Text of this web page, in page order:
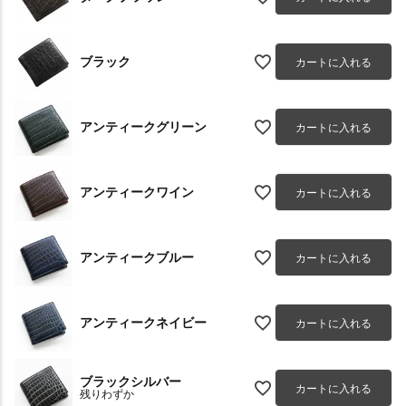
ブラック カートに入れる
アンティークグリーン カートに入れる
アンティークワイン カートに入れる
アンティークブルー カートに入れる
アンティークネイビー カートに入れる
ブラックシルバー
残りわずか カートに入れる